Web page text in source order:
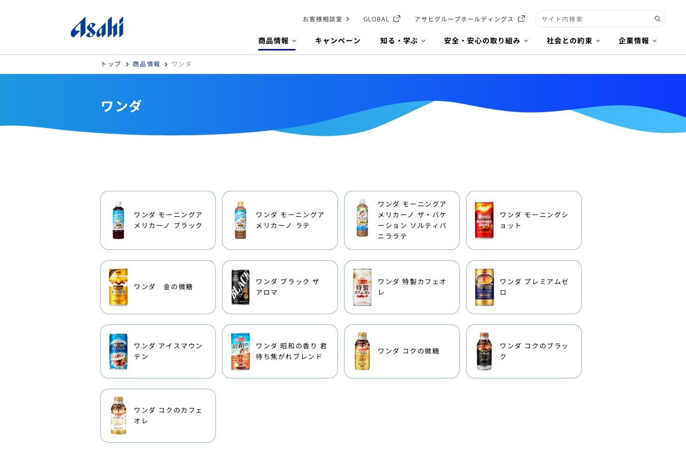
お客様相談室 GLOBAL アサヒグループホールディングス
検索キーワード入力
商品情報
キャンペーン 知る・学ぶ 安全・安心の取り組み 社会との約束 企業情報
トップ 商品情報 ワンダ
ワンダ
ワンダ モーニングア
メリカーノ ブラック
ワンダ モーニングア
メリカーノ ラテ
ワンダ モーニングア
メリカーノ ザ・バケ
ーション ソルティバ
ニララテ
ワンダ モーニングシ
ョット
ワンダ 金の微糖
ワンダ ブラック ザ
アロマ
ワンダ 特製カフェオ
レ
ワンダ プレミアムゼ
ロ
ワンダ アイスマウン
テン
ワンダ 昭和の香り 君
待ち焦がれブレンド
ワンダ コクの微糖
ワンダ コクのブラッ
ク
ワンダ コクのカフェ
オレ